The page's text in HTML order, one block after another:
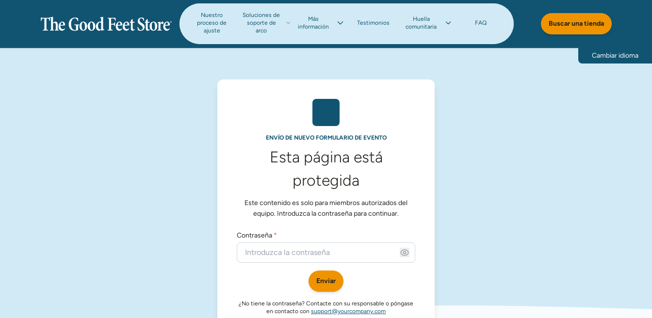
Nuestro
proceso de
ajuste
Soluciones de
soporte de
arco​​​​​​​
Más
información​​​​​​​
Testimonios
Huella
comunitaria
FAQ Buscar una tienda
Cambiar idioma
ENVÍO DE NUEVO FORMULARIO DE EVENTO
Esta página está
protegida
Este contenido es solo para miembros autorizados del
equipo. Introduzca la contraseña para continuar.
Contraseña *
Enviar
¿No tiene la contraseña? Contacte con su responsable o póngase
en contacto con support@yourcompany.com